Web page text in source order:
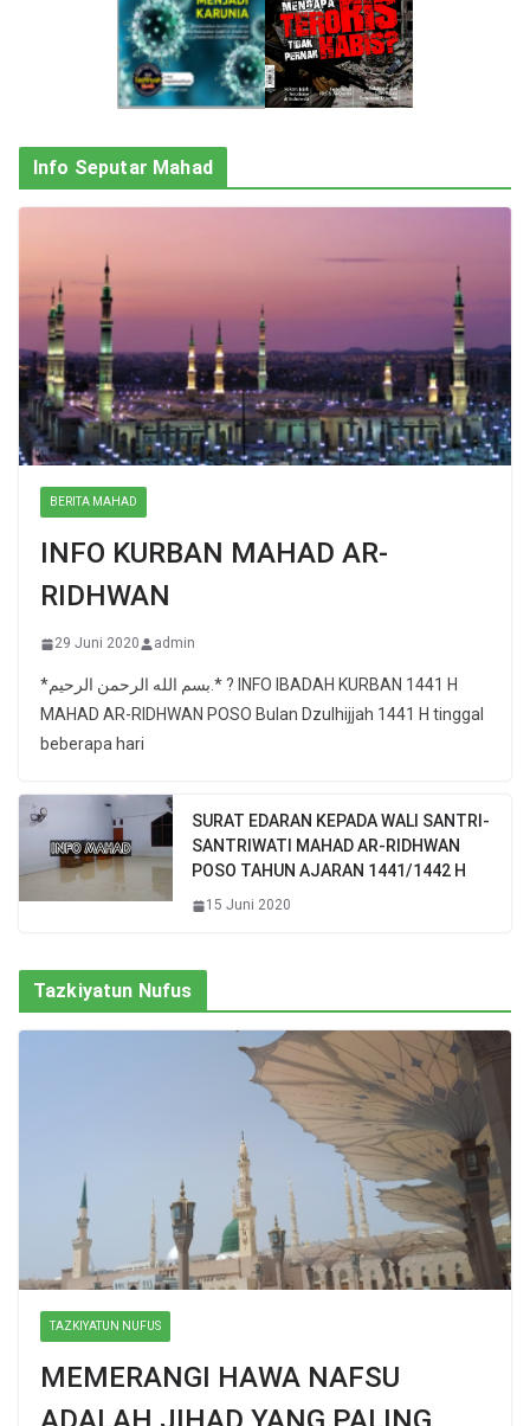
Info Seputar Mahad
BERITA MAHAD
INFO KURBAN MAHAD AR-
RIDHWAN
29 Juni 2020 admin
*بسم الله الرحمن الرحيم.* ? INFO IBADAH KURBAN 1441 H
MAHAD AR-RIDHWAN POSO Bulan Dzulhijjah 1441 H tinggal
beberapa hari
SURAT EDARAN KEPADA WALI SANTRI-
SANTRIWATI MAHAD AR-RIDHWAN
POSO TAHUN AJARAN 1441/1442 H
15 Juni 2020
Tazkiyatun Nufus
TAZKIYATUN NUFUS
MEMERANGI HAWA NAFSU